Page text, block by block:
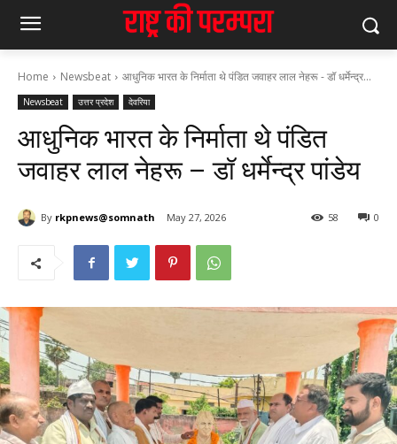
Home Newsbeat आधुनिक भारत के निर्माता थे पंडित जवाहर लाल नेहरू - डॉ धर्मेन्द्र...
Newsbeat उत्तर प्रदेश देवरिया
आधुनिक भारत के निर्माता थे पंडित
जवाहर लाल नेहरू – डॉ धर्मेन्द्र पांडेय
By rkpnews@somnath May 27, 2026 0
58